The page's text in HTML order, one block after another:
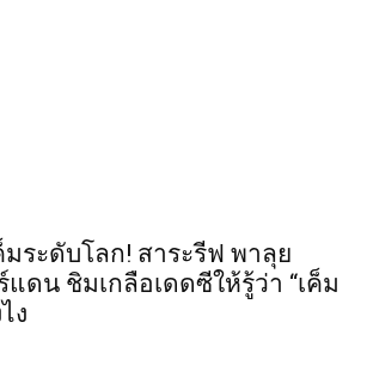
ระดับโลก! สาระรีฟ พาลุย
แดน ชิมเกลือเดดซีให้รู้ว่า “เค็ม
ง